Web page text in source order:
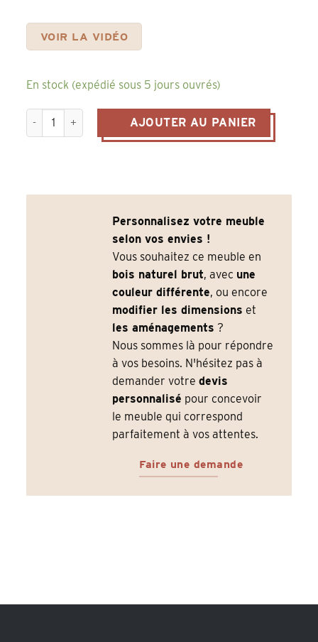
VOIR LA VIDÉO
En stock (expédié sous 5 jours ouvrés)
quantité de Comptoir de Caisse Vintage en Pin Massif Noir
AJOUTER AU PANIER
Personnalisez votre meuble
selon vos envies !
Vous souhaitez ce meuble en
bois naturel brut, avec une
couleur différente, ou encore
modifier les dimensions et
les aménagements ?
Nous sommes là pour répondre
à vos besoins. N'hésitez pas à
demander votredevis
personnalisé pour concevoir
le meuble qui correspond
parfaitement à vos attentes.
Faire une demande